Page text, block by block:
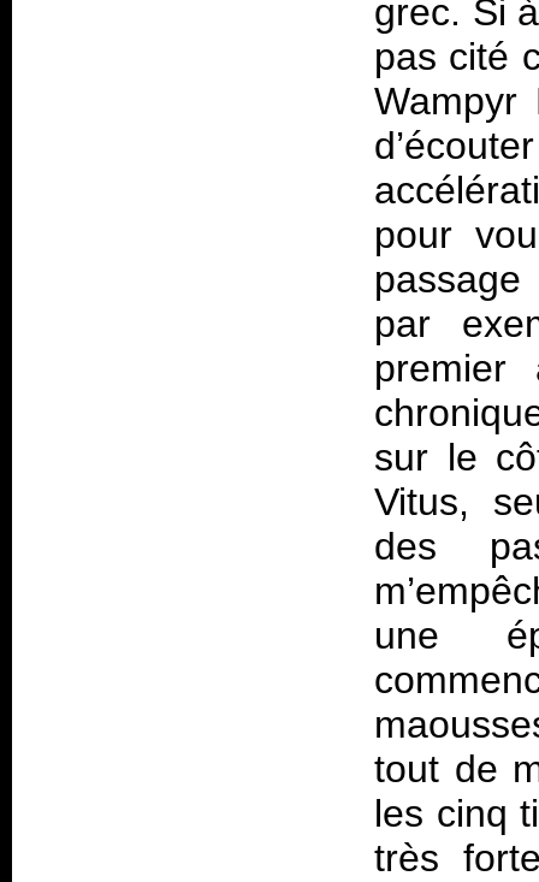
grec. Si
pas cité
Wampyr
pour
par
sur le
Vitus,
des
une
tout de
les cinq
très